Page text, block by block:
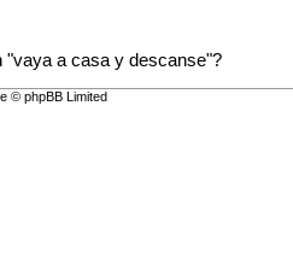
"vaya a casa y descanse"?
© phpBB Limited